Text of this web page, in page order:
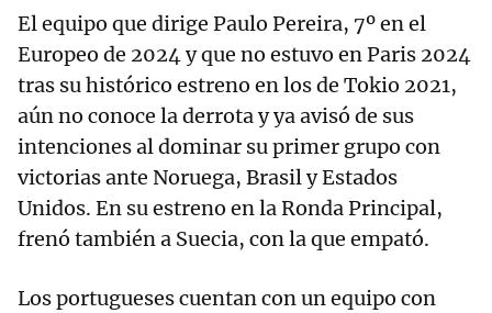
El equipo que dirige Paulo Pereira, 7º en el
Europeo de 2024 y que no estuvo en Paris 2024
tras su histórico estreno en los de Tokio 2021,
aún no conoce la derrota y ya avisó de sus
intenciones al dominar su primer grupo con
victorias ante Noruega, Brasil y Estados
Unidos. En su estreno en la Ronda Principal,
frenó también a Suecia, con la que empató.
Los portugueses cuentan con un equipo con